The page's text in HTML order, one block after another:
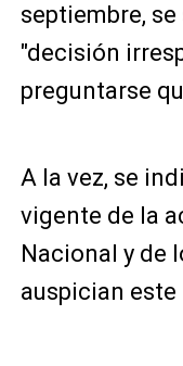
septiembre,
"decisión
preguntarse
A la vez, se
vigente de la
Nacional y de
auspician este